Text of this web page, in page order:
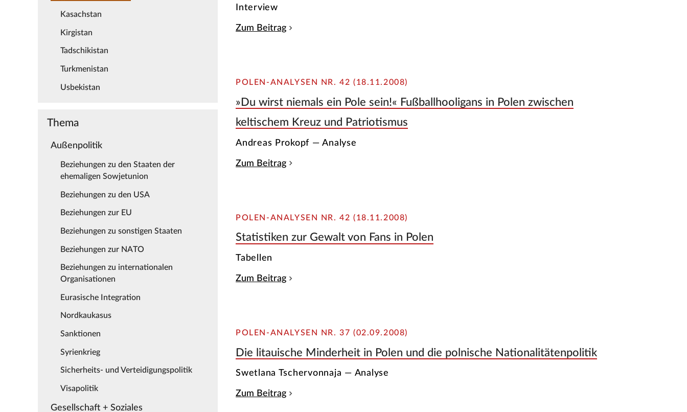
Kasachstan
Kirgistan
Tadschikistan
Turkmenistan
Usbekistan
Thema
Außenpolitik
Beziehungen zu den Staaten der
ehemaligen Sowjetunion
Beziehungen zu den USA
Beziehungen zur EU
Beziehungen zu sonstigen Staaten
Beziehungen zur NATO
Beziehungen zu internationalen
Organisationen
Eurasische Integration
Nordkaukasus
Sanktionen
Syrienkrieg
Sicherheits- und Verteidigungspolitik
Visapolitik
Gesellschaft + Soziales
Interview
Zum Beitrag
POLEN-ANALYSEN NR. 42 (18.11.2008)
»Du wirst niemals ein Pole sein!« Fußballhooligans in Polen zwischen
keltischem Kreuz und Patriotismus
Andreas Prokopf — Analyse
Zum Beitrag
POLEN-ANALYSEN NR. 42 (18.11.2008)
Statistiken zur Gewalt von Fans in Polen
Tabellen
Zum Beitrag
POLEN-ANALYSEN NR. 37 (02.09.2008)
Die litauische Minderheit in Polen und die polnische Nationalitätenpolitik
Swetlana Tschervonnaja — Analyse
Zum Beitrag